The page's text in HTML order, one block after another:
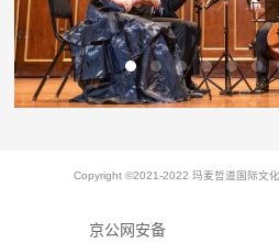
Copyright ©2021-2022 玛麦哲道国际文
京公网安备